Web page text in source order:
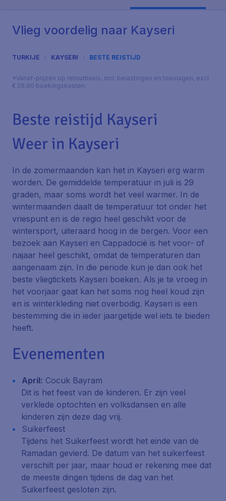
Vlieg voordelig naar Kayseri
TURKIJE KAYSERI BESTE REISTIJD
*Vanaf-prijzen op retourbasis, incl. belastingen en toeslagen, excl.
€ 29,90 boekingskosten.
Beste reistijd Kayseri
Weer in Kayseri
In de zomermaanden kan het in Kayseri erg warm
worden. De gemiddelde temperatuur in juli is 29
graden, maar soms wordt het veel warmer. In de
wintermaanden daalt de temperatuur tot onder het
vriespunt en is de regio heel geschikt voor de
wintersport, uiteraard hoog in de bergen. Voor een
bezoek aan Kayseri en Cappadocië is het voor- of
najaar heel geschikt, omdat de temperaturen dan
aangenaam zijn. In die periode kun je dan ook het
beste vliegtickets Kayseri boeken. Als je te vroeg in
het voorjaar gaat kan het soms nog heel koud zijn
en is winterkleding niet overbodig. Kayseri is een
bestemming die in ieder jaargetijde wel iets te bieden
heeft.
Evenementen
April: Cocuk Bayram
Dit is het feest van de kinderen. Er zijn veel
verklede optochten en volksdansen en alle
kinderen zijn deze dag vrij.
Suikerfeest
Tijdens het Suikerfeest wordt het einde van de
Ramadan gevierd. De datum van het suikerfeest
verschilt per jaar, maar houd er rekening mee dat
de meeste dingen tijdens de dag van het
Suikerfeest gesloten zijn.